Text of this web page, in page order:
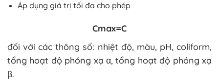
Áp dụng giá trị tối đa cho phép
Cmax​=C
đối với các thông số: nhiệt độ, màu, pH, coliform,
tổng hoạt độ phóng xạ α, tổng hoạt độ phóng xạ
β.